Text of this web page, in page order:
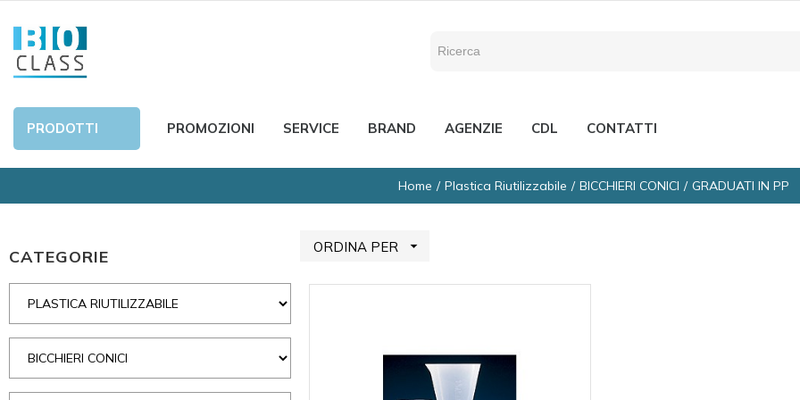
PRODOTTI PROMOZIONI SERVICE BRAND AGENZIE CDL CONTATTI
Home Plastica Riutilizzabile BICCHIERI CONICI GRADUATI IN PP
CATEGORIE ORDINA PER 